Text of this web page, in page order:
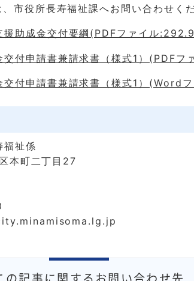
市役所長寿福祉課へお問い合わせくだ
援助成金交付要綱(PDFファイル
交付申請書兼請求書（様式1）(PDFフ
交付申請書兼請求書（様式1）(Word
福祉係
本町二丁目27